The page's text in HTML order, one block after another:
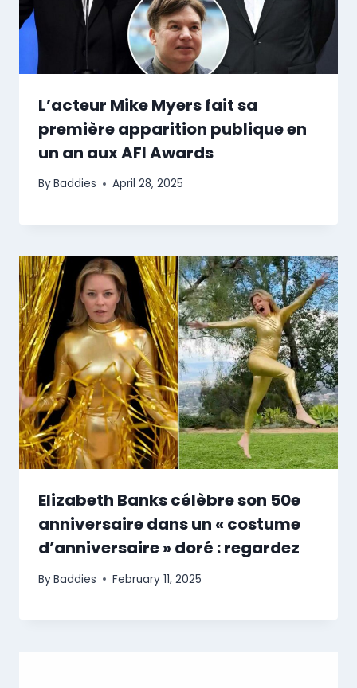
L’acteur Mike Myers fait sa
première apparition publique en
un an aux AFI Awards
ByBaddies April 28, 2025
Elizabeth Banks célèbre son 50e
anniversaire dans un « costume
d’anniversaire » doré : regardez
ByBaddies February 11, 2025